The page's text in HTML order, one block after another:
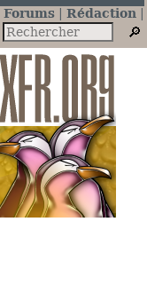
Forums
Rédaction